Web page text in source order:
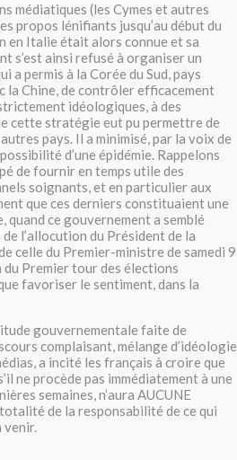
médiatiques (les Cymes et autres
propos lénifiants jusqu’au début du
en Italie était alors connue et sa
s’est ainsi refusé à organiser un
a permis à la Corée du Sud, pays
Chine, de contrôler efficacement
idéologiques, à des
cette stratégie eut pu permettre de
pays. Il a minimisé, par la voix de
d’une épidémie. Rappelons
de fournir en temps utile des
soignants, et en particulier aux
que ces derniers constituaient une
quand ce gouvernement a semblé
de l’allocution du Président de la
celle du Premier-ministre de samedi 9
du Premier tour des élections
favoriser le sentiment, dans la
gouvernementale faite de
complaisant, mélange d’idéologie
a incité les français à croire que
ne procède pas immédiatement à une
semaines, n’aura AUCUNE
de la responsabilité de ce qui
venir.